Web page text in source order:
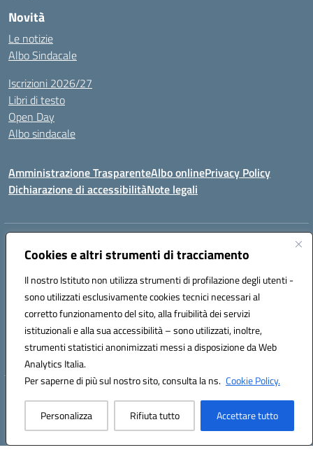
Cookies e altri strumenti di tracciamento
Il nostro Istituto non utilizza strumenti di profilazione degli utenti -
sono utilizzati esclusivamente cookies tecnici necessari al
corretto funzionamento del sito, alla fruibilità dei servizi
istituzionali e alla sua accessibilità – sono utilizzati, inoltre,
strumenti statistici anonimizzati messi a disposizione da Web
Analytics Italia.
Per saperne di più sul nostro sito, consulta la ns. Cookie Policy.
Personalizza Rifiuta tutto Accettare tutto
Novità
Le notizie
Albo Sindacale
Iscrizioni 2026/27
Libri di testo
Open Day
Albo sindacale
Amministrazione TrasparenteAlbo onlinePrivacy Policy
Dichiarazione di accessibilitàNote legali
Centralino:085 4210592 Email:peic835007@istruzione.it
Posta elettronica certificata (PEC):
peic835007@pec.istruzione.it
Codice fiscale: 91117430685
Codice meccanografico:PEIC835007
Codice Indice delle Pubbliche Amministrazioni (IPA): istsc_peic835007
Codice unico di fatturazione (CUF): UFOT6R
Concept & Design by Designers Italia